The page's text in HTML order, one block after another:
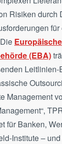
Risiken durch
Europäische
(EBA)
Management
für Banken,
Institute –